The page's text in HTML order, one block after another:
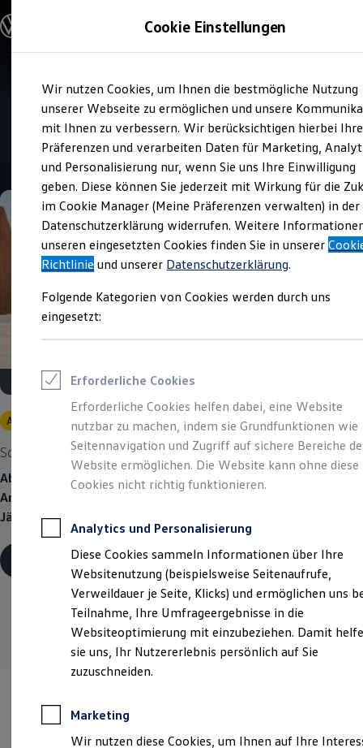
Hauptinhalt
springen
Footer
springen
Modelle und Konfigurator
Modelle vergleichen
Elektroautos
ENERGY Sondermodelle
Nutzfahrzeuge
SUV und CUV
Familienautos
Kombis
Kompaktwagen
Sportwagen
Schnell verfügbare Fahrzeuge
Angebote und Produkte
Aktuelle Angebote
E-Auto-Förderung
Volkswagen Marktplatz
Junge Gebrauchtwagen und Gebrauchtwagen
Volkswagen Zertifizierte Gebrauchtwagen
Zubehör- und Serviceangebote
Leasing
Leasing-Angebote
Gebrauchtwagen Leasing
Junge Gebrauchtwagen-Leasing
Elektroauto Leasing
Kleinwagen-Leasing
Leasing ohne Anzahlung
Finanzierung
Kfz-Versicherung
Restschuldversicherungen
Garantien
Wartungsverträge
Geschäftskunden
Professional Class bei Volkswagen
Großkunden
Behörden
Direktkunden
Sonderfahrzeuge
Anpfiff zum Gewinn
Elektroautos
ID. Tutorials
Elektrofahrzeugkonzepte
Verkauf und Service
Autohaus Heuberger
4.9| 303 Bewertungen
Angebot gültig bis 30.09.2026
So geht neu. Der neue ID.3 Neo.
Ab 48 mtl. Raten à 299,52 € finanzieren | 6.750,00 €
Anzahlung | 14.852,25 € Schlussrate | 48 Monate Laufzeit |
Jährliche Fahrleistung: 10.000 km
Details ansehen
Cookie Einstellungen
Wir nutzen Cookies, um Ihnen die bestmögliche Nutzung
unserer Webseite zu ermöglichen und unsere
mit Ihnen zu verbessern. Wir berücksichtigen hierbei Ihre
Präferenzen und verarbeiten Daten für Marketing,
und Personalisierung nur, wenn Sie uns Ihre Einwilligung
geben. Diese können Sie jederzeit mit Wirkung für die
im Cookie Manager (Meine Präferenzen verwalten) in der
Datenschutzerklärung widerrufen. Weitere
unseren eingesetzten Cookies finden Sie in unserer
Richtlinie und unserer Datenschutzerklärung.
Folgende Kategorien von Cookies werden durch uns
eingesetzt:
Erforderliche Cookies
Erforderliche Cookies helfen dabei, eine Website
nutzbar zu machen, indem sie Grundfunktionen wie
Seitennavigation und Zugriff auf sichere Bereiche
Website ermöglichen. Die Website kann ohne diese
Cookies nicht richtig funktionieren.
Analytics und Personalisierung
Diese Cookies sammeln Informationen über Ihre
Websitenutzung (beispielsweise Seitenaufrufe,
Verweildauer je Seite, Klicks) und ermöglichen uns
Teilnahme, Ihre Umfrageergebnisse in die
Websiteoptimierung mit einzubeziehen. Damit
sie uns, Ihr Nutzererlebnis persönlich auf Sie
zuzuschneiden.
Marketing
Wir nutzen diese Cookies, um Ihnen auf Ihre